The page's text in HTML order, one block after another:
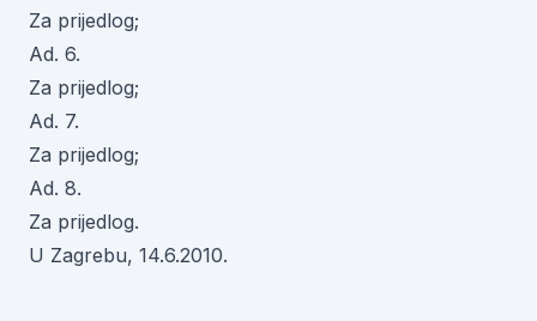
Za prijedlog;
Ad. 6.
Za prijedlog;
Ad. 7.
Za prijedlog;
Ad. 8.
Za prijedlog.
U Zagrebu, 14.6.2010.